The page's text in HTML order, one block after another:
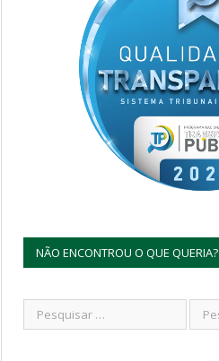
NÃO ENCONTROU O QUE QUERIA?